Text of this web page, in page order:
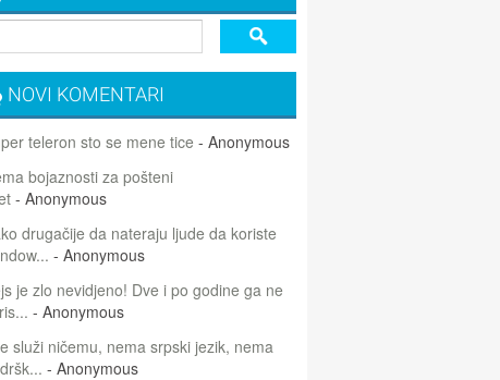
NOVI KOMENTARI
teleron sto se mene tice - Anonymous
bojaznosti za pošteni
- Anonymous
drugačije da nateraju ljude da koriste
- Anonymous
je zlo nevidjeno! Dve i po godine ga ne
- Anonymous
služi ničemu, nema srpski jezik, nema
- Anonymous